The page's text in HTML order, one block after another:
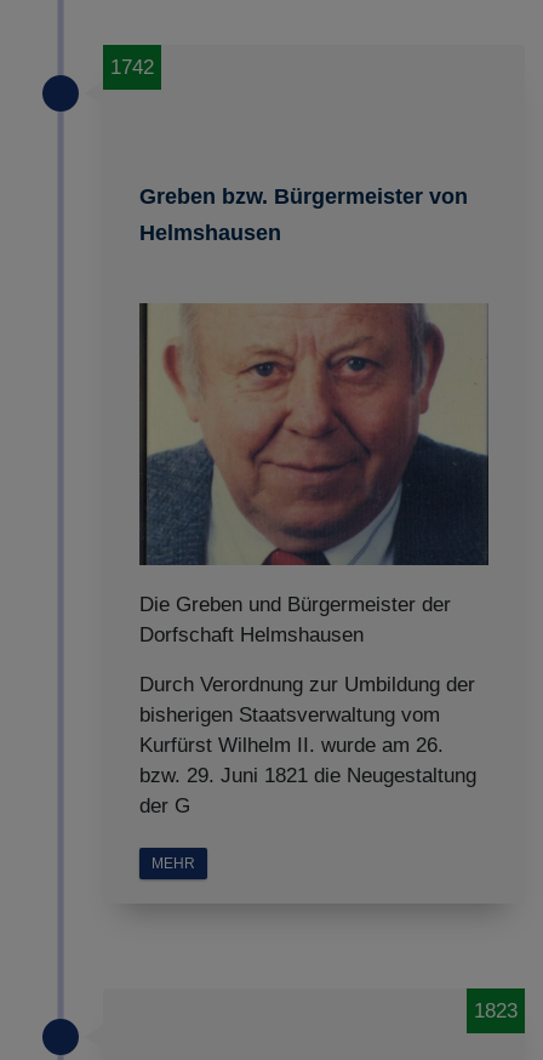
Greben bzw. Bürgermeister von
Helmshausen
1742
Die Greben und Bürgermeister der
Dorfschaft Helmshausen
Durch Verordnung zur Umbildung der
bisherigen Staatsverwaltung vom
Kurfürst Wilhelm II. wurde am 26.
bzw. 29. Juni 1821 die Neugestaltung
der G
MEHR
1823